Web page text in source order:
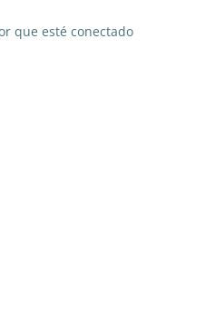
que esté conectado